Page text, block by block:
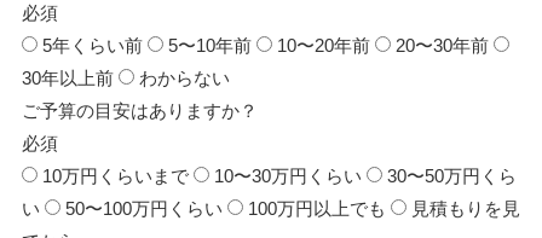
必須
5年くらい前
5〜10年前 10〜20年前
20〜30年前
30年以上前
わからない
ご予算の目安はありますか？
必須
10万円くらいまで
10〜30万円くらい
30〜50万円くら
い
50〜100万円くらい 100万円以上でも
見積もりを見